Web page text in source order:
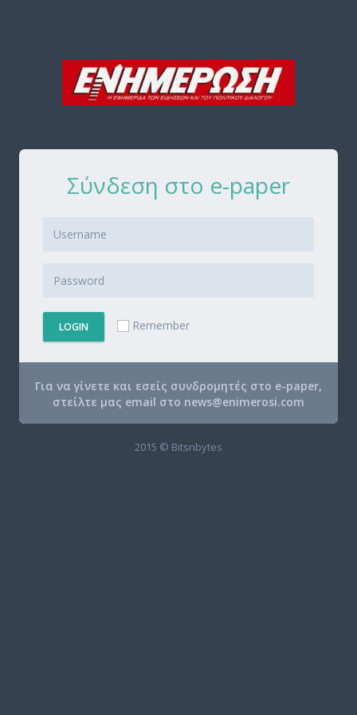
Σύνδεση στο e-paper
LOGIN Remember
Για να γίνετε και εσείς συνδρομητές στο e-paper,
στείλτε μας email στο news@enimerosi.com
2015 © Bitsnbytes